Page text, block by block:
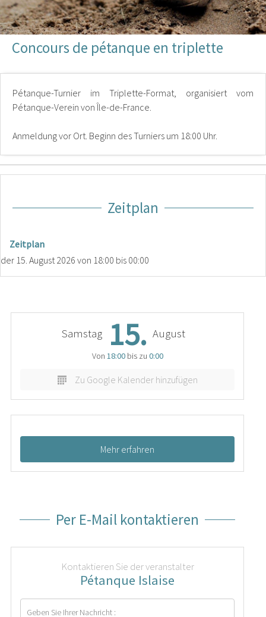
Concours de pétanque en triplette
Pétanque-Turnier im Triplette-Format, organisiert vom
Pétanque-Verein von Île-de-France.
Anmeldung vor Ort. Beginn des Turniers um 18:00 Uhr.
Zeitplan
Zeitplan
der 15. August 2026 von 18:00 bis 00:00
Samstag 15. August
Von 18:00 bis zu 0:00
Zu Google Kalender hinzufügen
Mehr erfahren
Per E-Mail kontaktieren
Kontaktieren Sie der veranstalter
Pétanque Islaise